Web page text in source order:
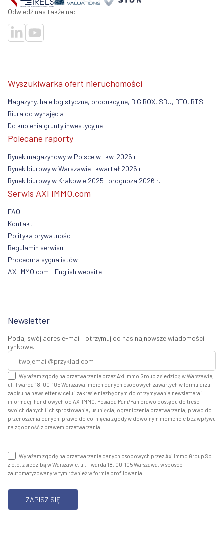
Odwiedź nas także na:
Wyszukiwarka ofert nieruchomości
Magazyny, hale logistyczne, produkcyjne, BIG BOX, SBU, BTO, BTS
Biura do wynajęcia
Do kupienia grunty inwestycyjne
Polecane raporty
Rynek magazynowy w Polsce w I kw. 2026 r.
Rynek biurowy w Warszawie I kwartał 2026 r.
Rynek biurowy w Krakowie 2025 i prognoza 2026 r.
Serwis AXI IMMO.com
FAQ
Kontakt
Polityka prywatności
Regulamin serwisu
Procedura sygnalistów
AXI IMMO.com - English website
Newsletter
Podaj swój adres e-mail i otrzymuj od nas najnowsze wiadomości
rynkowe.
Wyrażam zgodę na przetwarzanie przez Axi Immo Group z siedzibą w Warszawie,
ul. Twarda 18, 00-105 Warszawa, moich danych osobowych zawartych w formularzu
zapisu na newsletter w celu i zakresie niezbędnym do otrzymywania newslettera i
informacji handlowych od AXI IMMO. Posiada Pani/Pan prawo dostępu do treści
swoich danych i ich sprostowania, usunięcia, ograniczenia przetwarzania, prawo do
przenoszenia danych, prawo do cofnięcia zgody w dowolnym momencie bez wpływu
na zgodność z prawem przetwarzania.
Wyrażam zgodę na przetwarzanie danych osobowych przez Axi Immo Group Sp.
z o.o. z siedzibą w Warszawie, ul. Twarda 18, 00-105 Warszawa, w sposób
zautomatyzowany w tym również w formie profilowania.